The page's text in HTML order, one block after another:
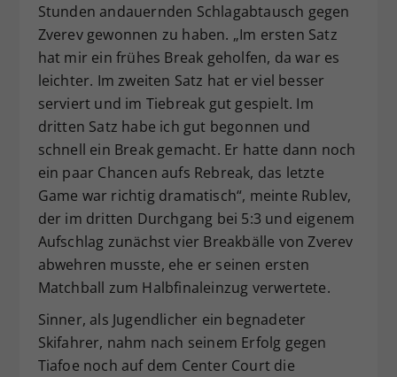
Stunden andauernden Schlagabtausch gegen
Zverev gewonnen zu haben. „Im ersten Satz
hat mir ein frühes Break geholfen, da war es
leichter. Im zweiten Satz hat er viel besser
serviert und im Tiebreak gut gespielt. Im
dritten Satz habe ich gut begonnen und
schnell ein Break gemacht. Er hatte dann noch
ein paar Chancen aufs Rebreak, das letzte
Game war richtig dramatisch“, meinte Rublev,
der im dritten Durchgang bei 5:3 und eigenem
Aufschlag zunächst vier Breakbälle von Zverev
abwehren musste, ehe er seinen ersten
Matchball zum Halbfinaleinzug verwertete.
Sinner, als Jugendlicher ein begnadeter
Skifahrer, nahm nach seinem Erfolg gegen
Tiafoe noch auf dem Center Court die